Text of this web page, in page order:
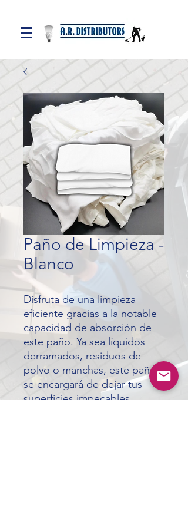
Paño de Limpieza -
Blanco
Disfruta de una limpieza
eficiente gracias a la notable
capacidad de absorción de
este paño. Ya sea líquidos
derramados, residuos de
polvo o manchas, este paño
se encargará de dejar tus
superficies impecables.